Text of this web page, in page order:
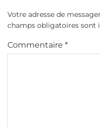
Votre adresse de
champs obligatoires sont
Commentaire *